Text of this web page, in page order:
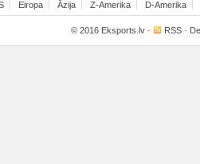
Eiropa Āzija Z-Amerika D-Amerika
© 2016 Eksports.lv · RSS ·